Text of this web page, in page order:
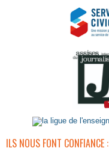
ILS NOUS FONT CONFIANCE :